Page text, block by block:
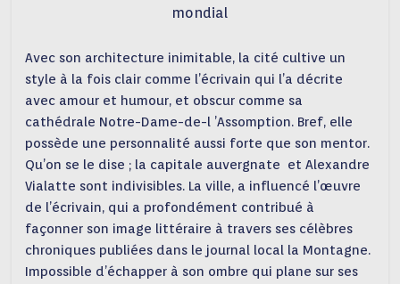
mondial
Avec son architecture inimitable, la cité cultive un
style à la fois clair comme l’écrivain qui l’a décrite
avec amour et humour, et obscur comme sa
cathédrale Notre-Dame-de-l ’Assomption. Bref, elle
possède une personnalité aussi forte que son mentor.
Qu’on se le dise ; la capitale auvergnate et Alexandre
Vialatte sont indivisibles. La ville, a influencé l’œuvre
de l’écrivain, qui a profondément contribué à
façonner son image littéraire à travers ses célèbres
chroniques publiées dans le journal local la Montagne.
Impossible d’échapper à son ombre qui plane sur ses